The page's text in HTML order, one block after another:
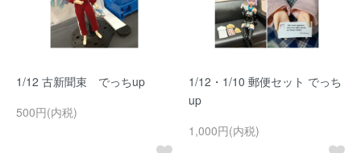
1/12 古新聞束 でっちup
500円(内税)
1/12・1/10 郵便セット でっち
up
1,000円(内税)